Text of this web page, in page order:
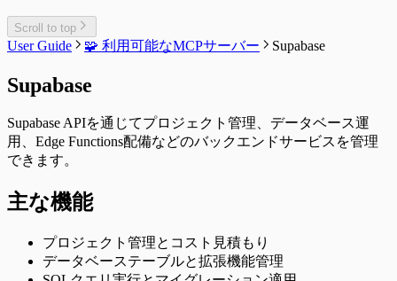
Scroll to top
User Guide 🧩 利用可能なMCPサーバー Supabase
Supabase
Supabase APIを通じてプロジェクト管理、データベース運
用、Edge Functions配備などのバックエンドサービスを管理
できます。
主な機能
プロジェクト管理とコスト見積もり
データベーステーブルと拡張機能管理